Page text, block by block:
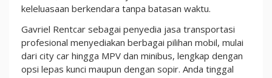
Pesan
Saja
keleluasaan berkendara tanpa batasan waktu.
Gavriel Rentcar sebagai penyedia jasa transportasi
profesional menyediakan berbagai pilihan mobil, mulai
dari city car hingga MPV dan minibus, lengkap dengan
opsi lepas kunci maupun dengan sopir. Anda tinggal